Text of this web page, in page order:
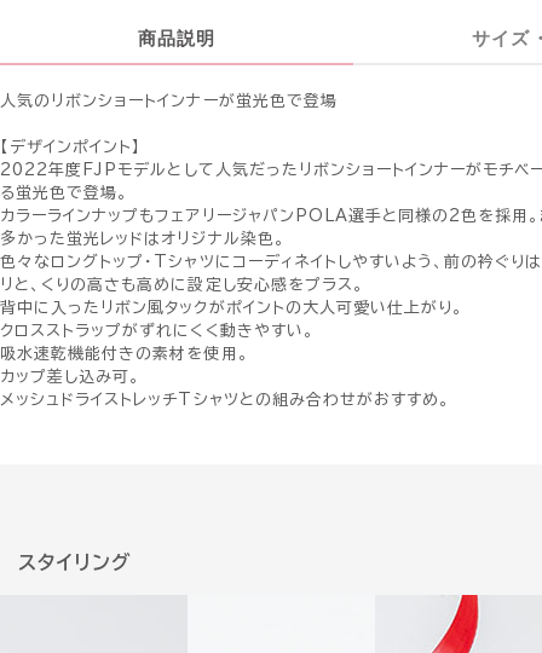
商品説明 サイズ
人気のリボンショートインナーが蛍光色で登場
【デザインポイント】
2022年度FJPモデルとして人気だったリボンショートインナーがモチベ
る蛍光色で登場。
カラーラインナップもフェアリージャパンPOLA選手と同様の2色を採用
多かった蛍光レッドはオリジナル染色。
色々なロングトップ・Tシャツにコーディネイトしやすいよう、前の衿ぐり
リと、くりの高さも高めに設定し安心感をプラス。
背中に入ったリボン風タックがポイントの大人可愛い仕上がり。
クロスストラップがずれにくく動きやすい。
吸水速乾機能付きの素材を使用。
カップ差し込み可。
メッシュドライストレッチTシャツとの組み合わせがおすすめ。
スタイリング